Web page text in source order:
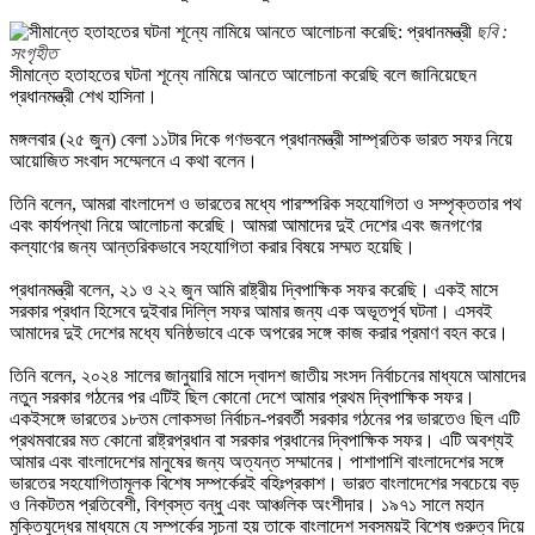
ছবি :
সংগৃহীত
সীমান্তে হতাহতের ঘটনা শূন্যে নামিয়ে আনতে আলোচনা করেছি বলে জানিয়েছেন
প্রধানমন্ত্রী শেখ হাসিনা।
মঙ্গলবার (২৫ জুন) বেলা ১১টার দিকে গণভবনে প্রধানমন্ত্রী সাম্প্রতিক ভারত সফর নিয়ে
আয়োজিত সংবাদ সম্মেলনে এ কথা বলেন।
তিনি বলেন, আমরা বাংলাদেশ ও ভারতের মধ্যে পারস্পরিক সহযোগিতা ও সম্পৃক্ততার পথ
এবং কার্যপন্থা নিয়ে আলোচনা করেছি। আমরা আমাদের দুই দেশের এবং জনগণের
কল্যাণের জন্য আন্তরিকভাবে সহযোগিতা করার বিষয়ে সম্মত হয়েছি।
প্রধানমন্ত্রী বলেন, ২১ ও ২২ জুন আমি রাষ্ট্রীয় দ্বিপাক্ষিক সফর করেছি। একই মাসে
সরকার প্রধান হিসেবে দুইবার দিল্লি সফর আমার জন্য এক অভূতপূর্ব ঘটনা। এসবই
আমাদের দুই দেশের মধ্যে ঘনিষ্ঠভাবে একে অপরের সঙ্গে কাজ করার প্রমাণ বহন করে।
তিনি বলেন, ২০২৪ সালের জানুয়ারি মাসে দ্বাদশ জাতীয় সংসদ নির্বাচনের মাধ্যমে আমাদের
নতুন সরকার গঠনের পর এটিই ছিল কোনো দেশে আমার প্রথম দ্বিপাক্ষিক সফর।
একইসঙ্গে ভারতের ১৮তম লোকসভা নির্বাচন-পরবর্তী সরকার গঠনের পর ভারতেও ছিল এটি
প্রথমবারের মত কোনো রাষ্ট্রপ্রধান বা সরকার প্রধানের দ্বিপাক্ষিক সফর। এটি অবশ্যই
আমার এবং বাংলাদেশের মানুষের জন্য অত্যন্ত সম্মানের। পাশাপাশি বাংলাদেশের সঙ্গে
ভারতের সহযোগিতামূলক বিশেষ সম্পর্কেরই বহিঃপ্রকাশ। ভারত বাংলাদেশের সবচেয়ে বড়
ও নিকটতম প্রতিবেশী, বিশ্বস্ত বন্ধু এবং আঞ্চলিক অংশীদার। ১৯৭১ সালে মহান
মুক্তিযুদ্ধের মাধ্যমে যে সম্পর্কের সূচনা হয় তাকে বাংলাদেশ সবসময়ই বিশেষ গুরুত্ব দিয়ে